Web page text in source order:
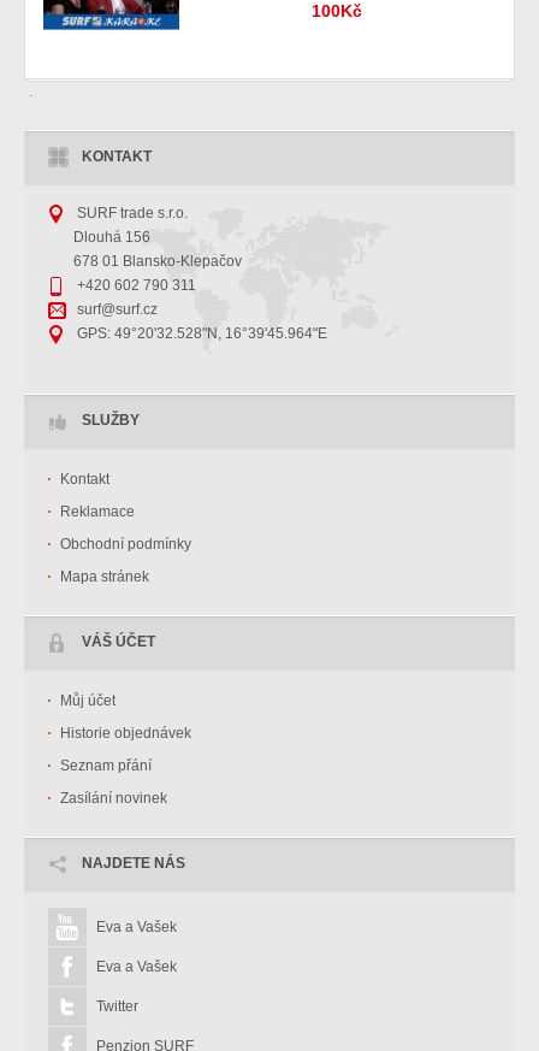
100Kč
KONTAKT
SURF trade s.r.o.
Dlouhá 156
678 01 Blansko-Klepačov
+420 602 790 311
surf@surf.cz
GPS: 49°20'32.528"N, 16°39'45.964"E
SLUŽBY
Kontakt
Reklamace
Obchodní podmínky
Mapa stránek
VÁŠ ÚČET
Můj účet
Historie objednávek
Seznam přání
Zasílání novinek
NAJDETE NÁS
Eva a Vašek
Eva a Vašek
Twitter
Penzion SURF